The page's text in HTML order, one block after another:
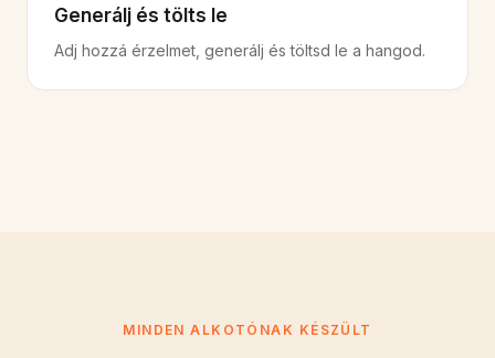
Generálj és tölts le
Adj hozzá érzelmet, generálj és töltsd le a hangod.
MINDEN ALKOTÓNAK KÉSZÜLT